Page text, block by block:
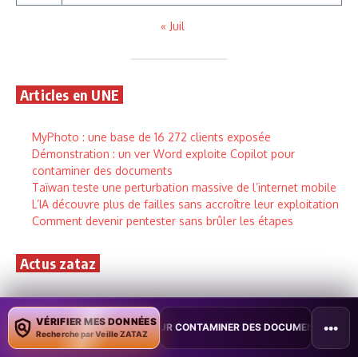
« Juil
Articles en UNE
MyPhoto : une base de 16 272 clients exposée
Démonstration : un ver Word exploite Copilot pour
contaminer des documents
Taïwan teste une perturbation massive de l’internet mobile
L’IA découvre plus de failles sans accroître leur exploitation
Comment devenir pentester sans brûler les étapes
Actus zataz
Une cyberattaque vise plus de 30 réseaux d’eau
3 août 2026
Cyberattaque : plus de 30 réseaux d’eau ciblés,
renseignement cyber et réponse coordonnée mobilisés.
VÉRIFIER MES DONNÉES
Recherche par Veille ZATAZ
CONTAMINER DES DOCUMENTS • TAÏWAN TESTE UNE •••